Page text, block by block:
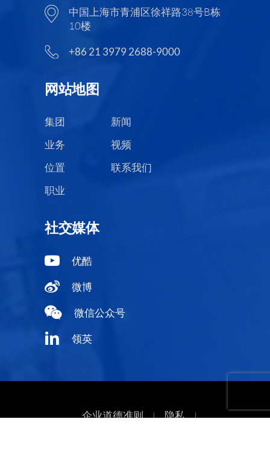
中国上海市青浦区徐祥路38号B栋
10楼
+86 21 3979 2688-9000
网站地图
集团
新闻
业务
视频
位置
联系我们
职业
社交媒体
优酷
微博
微信公众号
领英
企业道德准则 | 隐私 |